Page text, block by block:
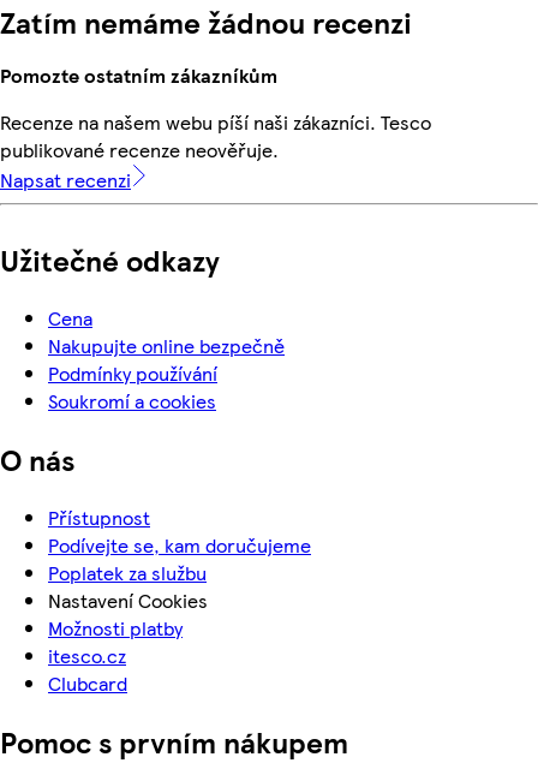
Zatím nemáme žádnou recenzi
Pomozte ostatním zákazníkům
Recenze na našem webu píší naši zákazníci. Tesco
publikované recenze neověřuje.
Napsat recenzi
Užitečné odkazy
Cena
Nakupujte online bezpečně
Podmínky používání
Soukromí a cookies
O nás
Přístupnost
Podívejte se, kam doručujeme
Poplatek za službu
Nastavení Cookies
Možnosti platby
itesco.cz
Clubcard
Pomoc s prvním nákupem